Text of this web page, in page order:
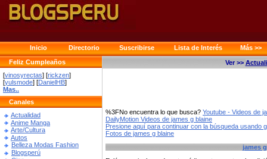
Inicio Directorio Suscribirse Lista de Interés
Más >>
Feliz Cumpleaños
[vinosyrectas] [rickzen]
[yulsmode] [DanielHB]
Mas..
Canales
Actualidad
Anime Manga
Arte/Cultura
Autos
Belleza Modas Fashion
Blogsperú
Ver >>
%3FNo encuentra lo que busca? Youtube - Videos de
DailyMotion Videos de james g blaine
Presione aquí para continuar con la búsqueda usando
Fotos de james g blaine
james